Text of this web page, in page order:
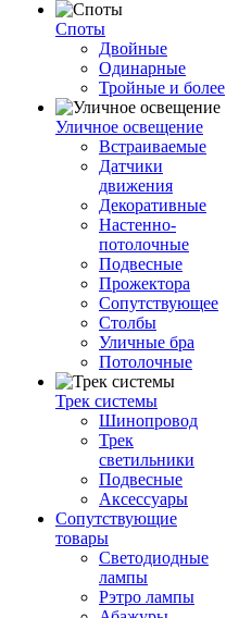
Споты
Двойные
Одинарные
Тройные и более
Уличное освещение
Встраиваемые
Датчики
движения
Декоративные
Настенно-
потолочные
Подвесные
Прожектора
Сопутствующее
Столбы
Уличные бра
Потолочные
Трек системы
Шинопровод
Трек
светильники
Подвесные
Аксессуары
Сопутствующие
товары
Светодиодные
лампы
Рэтро лампы